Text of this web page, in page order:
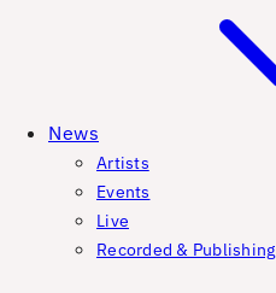
News
Artists
Events
Live
Recorded & Publishing